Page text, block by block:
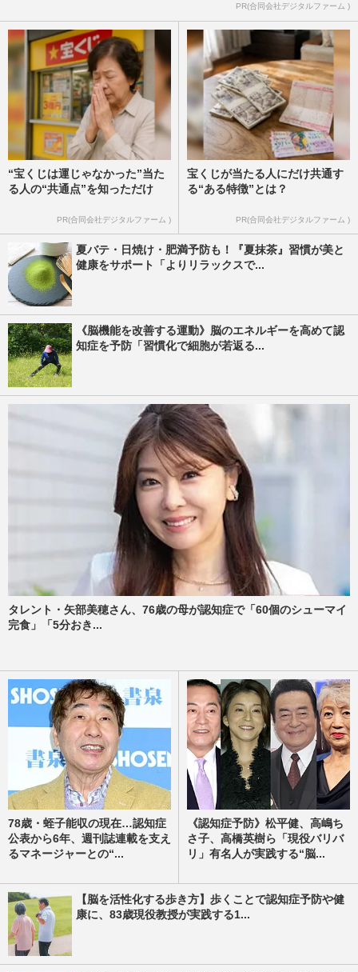
PR(合同会社デジタルファーム )
“宝くじは運じゃなかった”当た
る人の“共通点”を知っただけ
PR(合同会社デジタルファーム )
宝くじが当たる人にだけ共通す
る“ある特徴”とは？
PR(合同会社デジタルファーム )
夏バテ・日焼け・肥満予防も！『夏抹茶』習慣が美と
健康をサポート「よりリラックスで...
《脳機能を改善する運動》脳のエネルギーを高めて認
知症を予防「習慣化で細胞が若返る...
タレント・矢部美穂さん、76歳の母が認知症で「60個のシューマイ
完食」「5分おき...
78歳・蛭子能収の現在…認知症
公表から6年、週刊誌連載を支え
るマネージャーとの“...
《認知症予防》松平健、高嶋ち
さ子、高橋英樹ら「現役バリバ
リ」有名人が実践する“脳...
【脳を活性化する歩き方】歩くことで認知症予防や健
康に、83歳現役教授が実践する1...